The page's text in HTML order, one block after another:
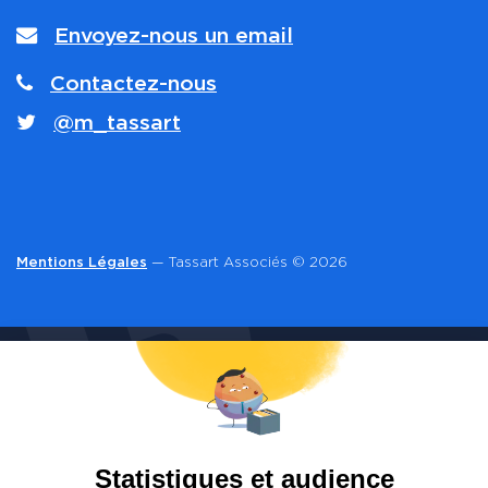
Envoyez-nous un email
Contactez-nous
@m_tassart
Mentions Légales — Tassart Associés © 2026
CONTACT